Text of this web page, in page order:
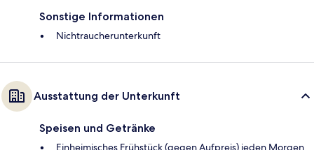
Sonstige Informationen
Nichtraucherunterkunft
Ausstattung der Unterkunft
Speisen und Getränke
Einheimisches Frühstück (gegen Aufpreis) jeden Morgen